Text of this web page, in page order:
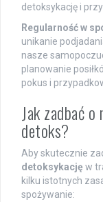
detoksykację i
Regularność w
unikanie
nasze
planowanie
pokus i
Jak zadbać
detoks?
Aby skutecznie
detoksykację w
kilku istotnych
spożywanie: